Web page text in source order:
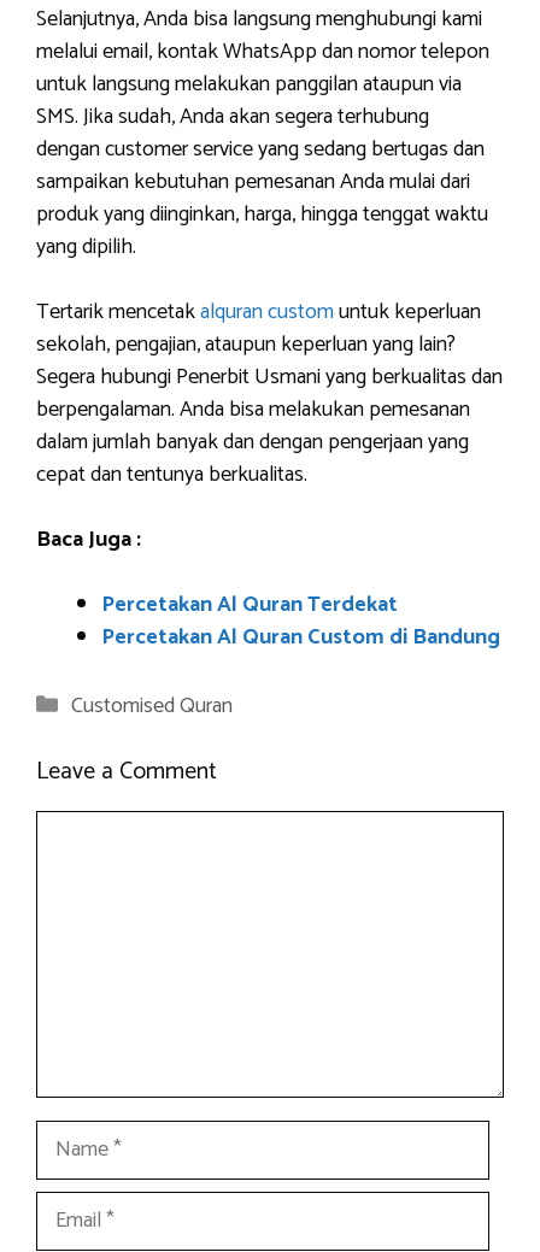
Selanjutnya, Anda bisa langsung menghubungi kami
melalui email, kontak WhatsApp dan nomor telepon
untuk langsung melakukan panggilan ataupun via
SMS. Jika sudah, Anda akan segera terhubung
dengan customer service yang sedang bertugas dan
sampaikan kebutuhan pemesanan Anda mulai dari
produk yang diinginkan, harga, hingga tenggat waktu
yang dipilih.
Tertarik mencetakalquran customuntuk keperluan
sekolah, pengajian, ataupun keperluan yang lain?
Segera hubungi Penerbit Usmani yang berkualitas dan
berpengalaman. Anda bisa melakukan pemesanan
dalam jumlah banyak dan dengan pengerjaan yang
cepat dan tentunya berkualitas.
Baca Juga :
Percetakan Al Quran Terdekat
Percetakan Al Quran Custom di Bandung
Categories
Customised Quran
Leave a Comment
Name
Email